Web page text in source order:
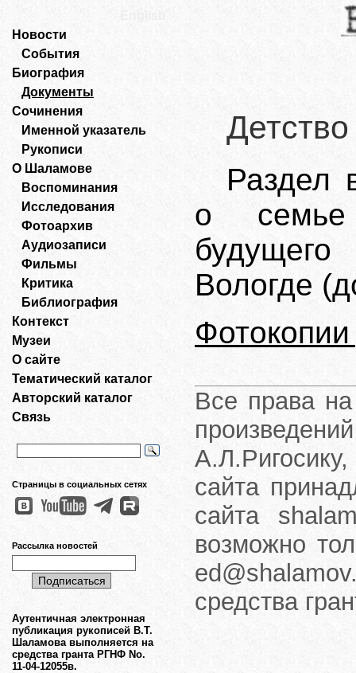
Новости
События
Биография
Документы
Сочинения
Именной указатель
Рукописи
О Шаламове
Воспоминания
Исследования
Фотоархив
Аудиозаписи
Фильмы
Критика
Библиография
Контекст
Музеи
О сайте
Тематический каталог
Авторский каталог
Связь
Страницы в социальных сетях
Рассылка новостей
Аутентичная электронная
публикация рукописей В.Т.
Шаламова выполняется на
средства гранта РГНФ No.
11-04-12055в.
Детство
Раздел
о
Вологде
Все права на
сайта
сайта
возможно
средства